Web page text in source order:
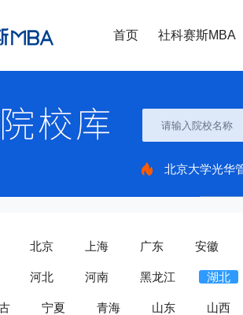
首页 社科赛斯MBA
北京大学光华
北京 上海 广东 安徽
河北 河南 黑龙江 湖北
宁夏 青海 山东 山西